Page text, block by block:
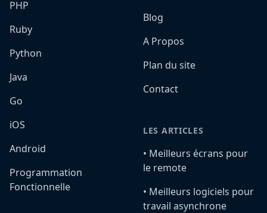
PHP
Ruby
Python
Java
Go
iOS
Android
Programmation
Fonctionnelle
Blog
A Propos
Plan du site
Contact
LES ARTICLES
•️ Meilleurs écrans pour
le remote
•️ Meilleurs logiciels pour
travail asynchrone